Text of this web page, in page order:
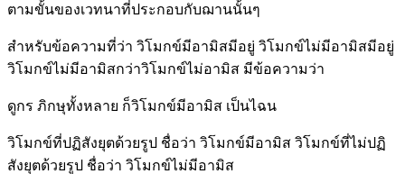
ตามขั้นของเวทนาที่ประกอบกับฌานนั้นๆ
สำหรับข้อความที่ว่า วิโมกข์มีอามิสมีอยู่ วิโมกข์ไม่มีอามิสมีอยู่
วิโมกข์ไม่มีอามิสกว่าวิโมกข์ไม่อามิส มีข้อความว่า
ดูกร ภิกษุทั้งหลาย ก็วิโมกข์มีอามิส เป็นไฉน
วิโมกข์ที่ปฏิสังยุตด้วยรูป ชื่อว่า วิโมกข์มีอามิส วิโมกข์ที่ไม่ปฏิ
สังยุตด้วยรูป ชื่อว่า วิโมกข์ไม่มีอามิส